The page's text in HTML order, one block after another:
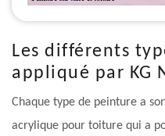
Les différents
appliqué par KG
Chaque type de peinture a
acrylique pour toiture qui a